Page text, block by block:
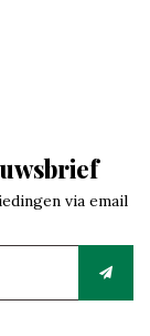
via email